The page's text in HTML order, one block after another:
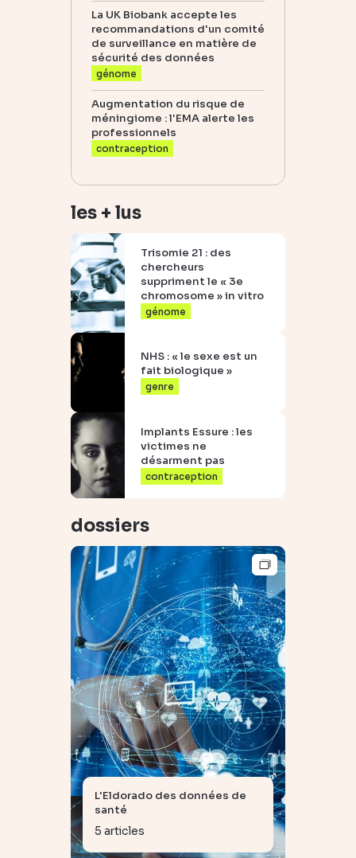
La UK Biobank accepte les
recommandations d'un comité
de surveillance en matière de
sécurité des données
génome
Augmentation du risque de
méningiome : l'EMA alerte les
professionnels
contraception
les + lus
Trisomie 21 : des
chercheurs
suppriment le « 3e
chromosome » in vitro
génome
NHS : « le sexe est un
fait biologique »
genre
Implants Essure : les
victimes ne
désarment pas
contraception
dossiers
L'Eldorado des données de
santé
5 articles